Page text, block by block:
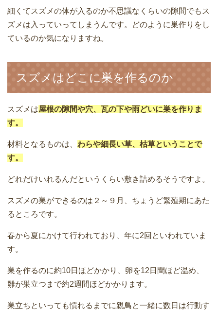
細くてスズメの体が入るのか不思議なくらいの隙間でもス
ズメは入っていってしまうんです。どのように巣作りをし
ているのか気になりますね。
スズメはどこに巣を作るのか
スズメは屋根の隙間や穴、瓦の下や雨どいに巣を作りま
す。
材料となるものは、 わらや細長い草、枯草ということで
す。
どれだけいれるんだというくらい敷き詰めるそうですよ。
スズメの巣ができるのは２～９月、ちょうど繁殖期にあた
るところです。
春から夏にかけて行われており、年に2回といわれていま
す。
巣を作るのに約10日ほどかかり、卵を12日間ほど温め、
雛が巣立つまで約2週間ほどかかります。
巣立ちといっても慣れるまでに親鳥と一緒に数日は行動す